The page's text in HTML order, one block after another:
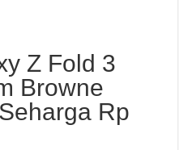
Z Fold 3
Browne
Rp